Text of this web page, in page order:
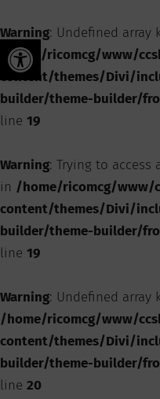
Ouvrir la barre d’outils
Warning: Undefined array
/home/ricomcg/www/
content/themes/Divi/
builder/theme-builder/
line 19
Warning: Trying to
in /home/ricomcg/www/
content/themes/Divi/
builder/theme-builder/
line 19
Warning: Undefined array
/home/ricomcg/www/
content/themes/Divi/
builder/theme-builder/
line 20